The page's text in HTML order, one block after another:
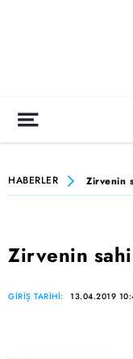
HABERLER Zirvenin
Zirvenin
GİRİŞ TARİHİ: 13.04.2019